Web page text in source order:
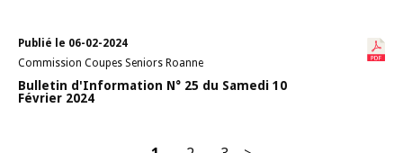
Publié le 06-02-2024
Commission Coupes Seniors Roanne
Bulletin d'Information N° 25 du Samedi 10
Février 2024